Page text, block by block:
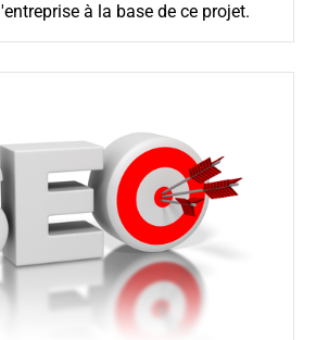
l'entreprise à la base de ce projet.